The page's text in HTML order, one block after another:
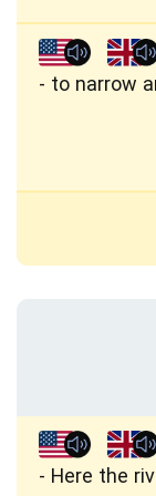
to narrow
Here the